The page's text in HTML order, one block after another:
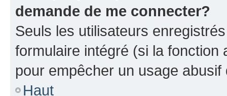
demande de me connecter?
Seuls les utilisateurs
formulaire intégré (si la fonction
pour empêcher un usage
Haut